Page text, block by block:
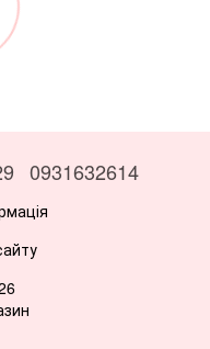
0931632614